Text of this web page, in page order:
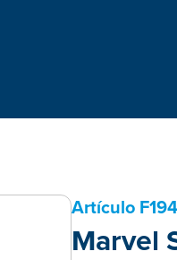
Artículo
Marvel